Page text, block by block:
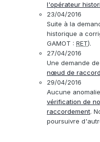
l'opérateur
23/04/2016
Suite à la
historique a
GAMOT : RET).
27/04/2016
Une demande de
nœud de
29/04/2016
Aucune
vérification de
raccordement.
poursuivre